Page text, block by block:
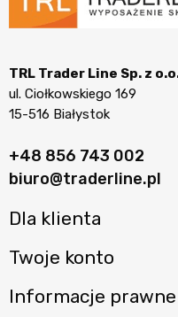
TRL Trader Line Sp. z
ul. Ciołkowskiego 169
15-516 Białystok
+48 856 743 002
biuro@traderline.pl
Dla klienta
Twoje konto
Informacje prawne